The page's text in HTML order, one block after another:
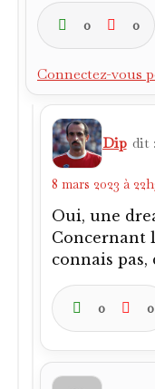
0 0
Connectez-vous
Dip dit :
8 mars 2023 à
Oui, une
Concernant
connais pas,
0 0